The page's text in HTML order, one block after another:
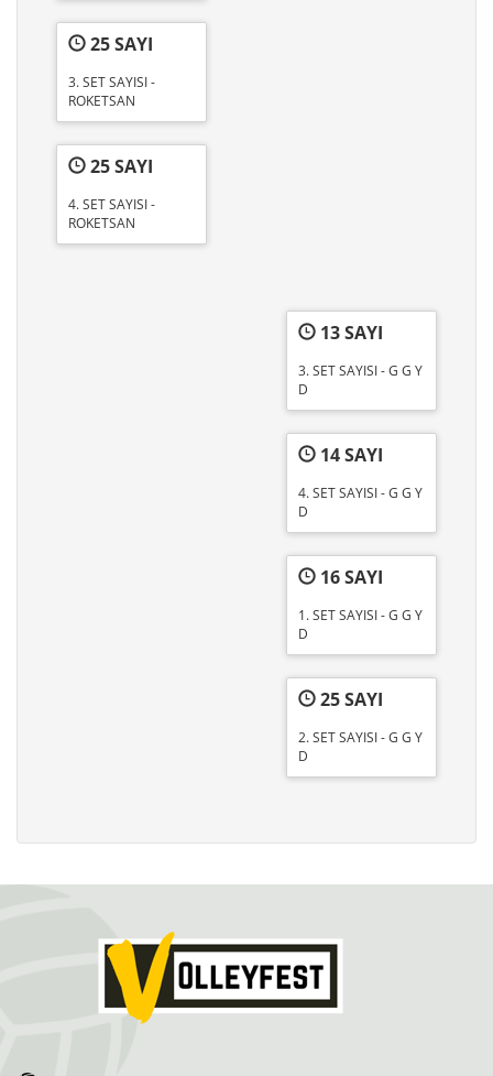
25 SAYI
3. SET SAYISI -
ROKETSAN
25 SAYI
4. SET SAYISI -
ROKETSAN
13 SAYI
3. SET SAYISI - G G Y
D
14 SAYI
4. SET SAYISI - G G Y
D
16 SAYI
1. SET SAYISI - G G Y
D
25 SAYI
2. SET SAYISI - G G Y
D